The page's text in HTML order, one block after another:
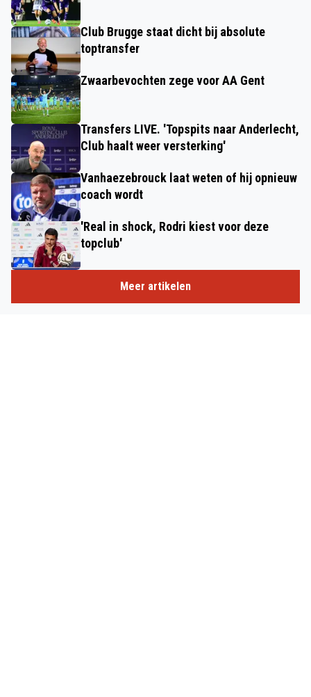
Club Brugge staat dicht bij absolute
toptransfer
Zwaarbevochten zege voor AA Gent
Transfers LIVE. 'Topspits naar Anderlecht,
Club haalt weer versterking'
Vanhaezebrouck laat weten of hij opnieuw
coach wordt
'Real in shock, Rodri kiest voor deze
topclub'
Meer artikelen